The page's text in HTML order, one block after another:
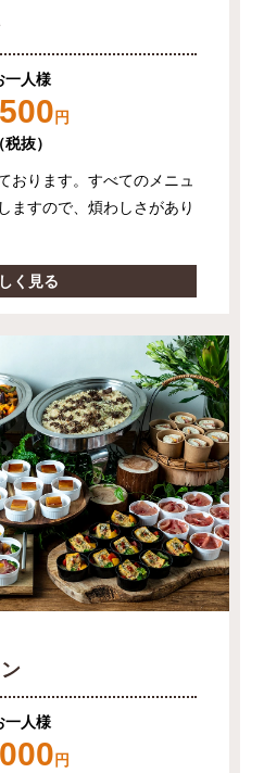
一人様
円
（税抜）
おります。すべてのメニュ
ますので、煩わしさがあり
く見る
一人様
円